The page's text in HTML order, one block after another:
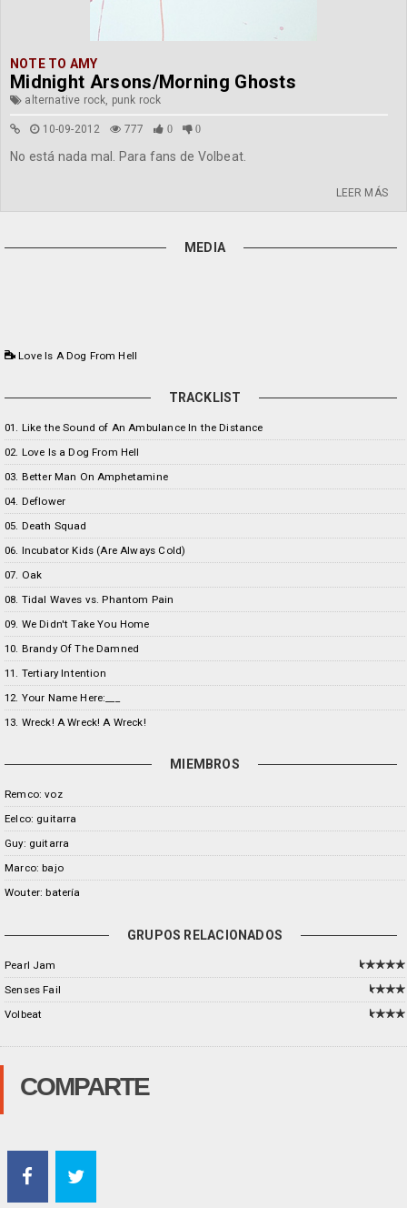
NOTE TO AMY
Midnight Arsons/Morning Ghosts
alternative rock, punk rock
10-09-2012 777 0 0
No está nada mal. Para fans de Volbeat.
LEER MÁS
MEDIA
Love Is A Dog From Hell
TRACKLIST
01. Like the Sound of An Ambulance In the Distance
02. Love Is a Dog From Hell
03. Better Man On Amphetamine
04. Deflower
05. Death Squad
06. Incubator Kids (Are Always Cold)
07. Oak
08. Tidal Waves vs. Phantom Pain
09. We Didn't Take You Home
10. Brandy Of The Damned
11. Tertiary Intention
12. Your Name Here:___
13. Wreck! A Wreck! A Wreck!
MIEMBROS
Remco: voz
Eelco: guitarra
Guy: guitarra
Marco: bajo
Wouter: batería
GRUPOS RELACIONADOS
Pearl Jam
Senses Fail
Volbeat
COMPARTE